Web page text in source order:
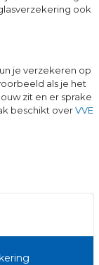
ook
je verzekeren op
als je het
zit en er sprake
beschikt overVVE